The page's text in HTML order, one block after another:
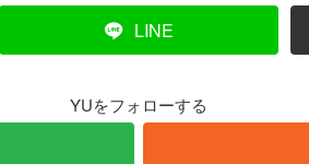
LINE
YUをフォローする